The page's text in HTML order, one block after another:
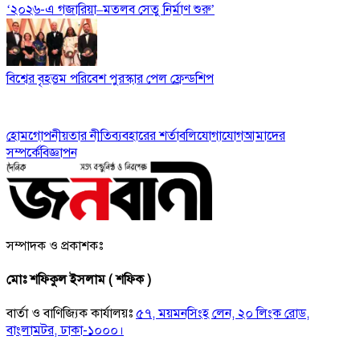
‘২০২৬-এ গজারিয়া–মতলব সেতু নির্মাণ শুরু’
বিশ্বের বৃহত্তম পরিবেশ পুরস্কার পেল ফ্রেন্ডশিপ
হোমগোপনীয়তার নীতিব্যবহারের শর্তাবলিযোগাযোগআমাদের
সম্পর্কেবিজ্ঞাপন
সম্পাদক ও প্রকাশকঃ
মোঃ শফিকুল ইসলাম ( শফিক )
বার্তা ও বাণিজ্যিক কার্যালয়ঃ ৫৭, ময়মনসিংহ লেন, ২০ লিংক রোড,
বাংলামটর, ঢাকা-১০০০।